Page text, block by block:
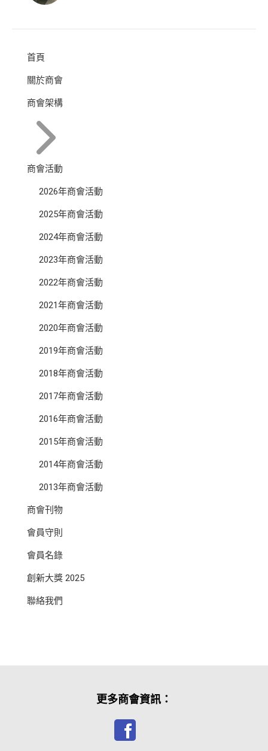
首頁
關於商會
商會架構
商會活動
2026年商會活動
2025年商會活動
2024年商會活動
2023年商會活動
2022年商會活動
2021年商會活動
2020年商會活動
2019年商會活動
2018年商會活動
2017年商會活動
2016年商會活動
2015年商會活動
2014年商會活動
2013年商會活動
商會刊物
會員守則
會員名錄
創新大獎 2025
聯絡我們
更多商會資訊：